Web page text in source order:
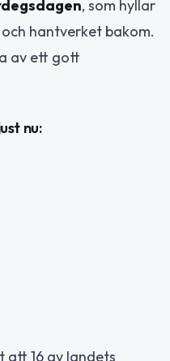
, som hyllar
hantverket bakom.
av ett gott
nu:
att 16 av landets